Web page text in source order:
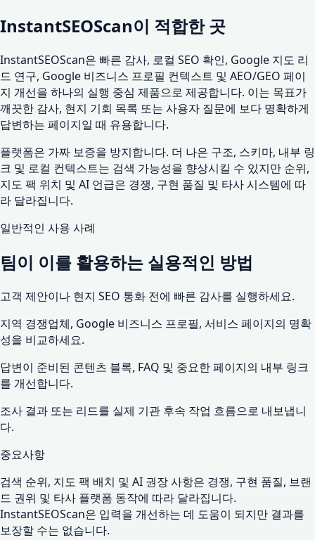
InstantSEOScan이 적합한 곳
InstantSEOScan은 빠른 감사, 로컬 SEO 확인, Google 지도 리
드 연구, Google 비즈니스 프로필 컨텍스트 및 AEO/GEO 페이
지 개선을 하나의 실행 중심 제품으로 제공합니다. 이는 목표가
깨끗한 감사, 현지 기회 목록 또는 사용자 질문에 보다 명확하게
답변하는 페이지일 때 유용합니다.
플랫폼은 가짜 보증을 방지합니다. 더 나은 구조, 스키마, 내부 링
크 및 로컬 컨텍스트는 검색 가능성을 향상시킬 수 있지만 순위,
지도 팩 위치 및 AI 언급은 경쟁, 구현 품질 및 타사 시스템에 따
라 달라집니다.
일반적인 사용 사례
팀이 이를 활용하는 실용적인 방법
고객 제안이나 현지 SEO 통화 전에 빠른 감사를 실행하세요.
지역 경쟁업체, Google 비즈니스 프로필, 서비스 페이지의 명확
성을 비교하세요.
답변이 준비된 콘텐츠 블록, FAQ 및 중요한 페이지의 내부 링크
를 개선합니다.
조사 결과 또는 리드를 실제 기관 후속 작업 흐름으로 내보냅니
다.
중요사항
검색 순위, 지도 팩 배치 및 AI 권장 사항은 경쟁, 구현 품질, 브랜
드 권위 및 타사 플랫폼 동작에 따라 달라집니다.
InstantSEOScan은 입력을 개선하는 데 도움이 되지만 결과를
보장할 수는 없습니다.